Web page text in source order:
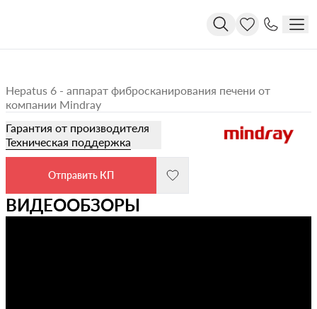
Hepatus 6 - аппарат фибросканирования печени от
компании Mindray
Гарантия от производителя
Техническая поддержка
Отправить КП
ВИДЕООБЗОРЫ